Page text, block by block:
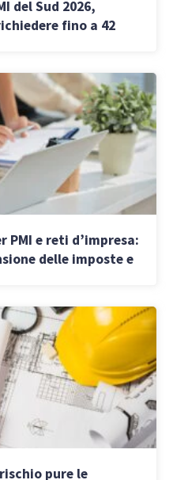
del Sud 2026,
fino a 42
e reti d’impresa:
delle imposte e
pure le